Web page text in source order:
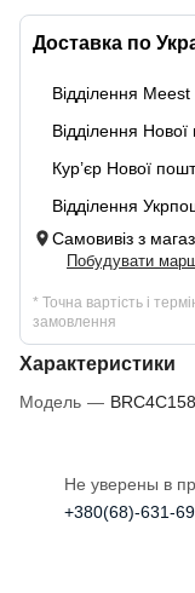
Доставка по
Відділення
Відділення
Кур’єр Нової
Відділення
Самовивіз з
Побудувати
* Точна вартість і
замовлення
Характеристики
Модель — BRC4C158
Не уверены в
+380(68)-631-